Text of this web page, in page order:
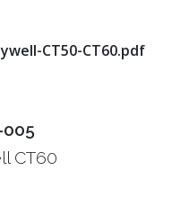
CT50-CT60.pdf
005
CT60